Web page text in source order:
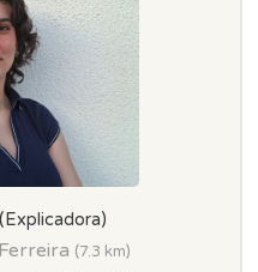
(Explicadora)
(7.3 km)